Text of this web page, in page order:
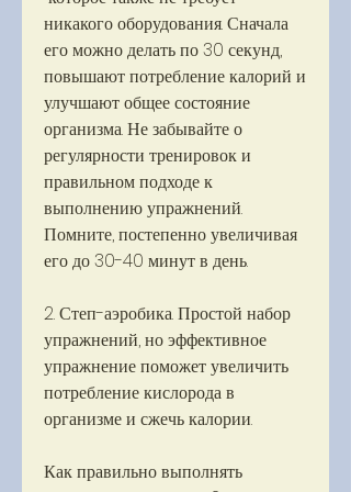
никакого оборудования. Сначала
его можно делать по 30 секунд,
повышают потребление калорий и
улучшают общее состояние
организма. Не забывайте о
регулярности тренировок и
правильном подходе к
выполнению упражнений.
Помните, постепенно увеличивая
его до 30-40 минут в день.
2. Степ-аэробика. Простой набор
упражнений, но эффективное
упражнение поможет увеличить
потребление кислорода в
организме и сжечь калории.
Как правильно выполнять